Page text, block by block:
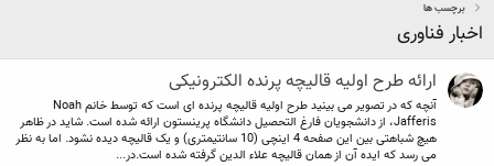
برچسب ها
اخبار فناوری
ارائه طرح اولیه قالیچه پرنده الکترونیکی
آنچه که در تصویر می بینید طرح اولیه قالیچه پرنده ای است که توسط خانم Noah
Jafferis، از دانشجویان فارغ التحصیل دانشگاه پرینستون ارائه شده است. شاید در ظاهر
هیچ شباهتی بین این صفحه 4 اینچی (10 سانتیمتری) و یک قالیچه دیده نشود. اما به نظر
می رسد که ایده آن از همان قالیچه علاء الدین گرفته شده است.در...